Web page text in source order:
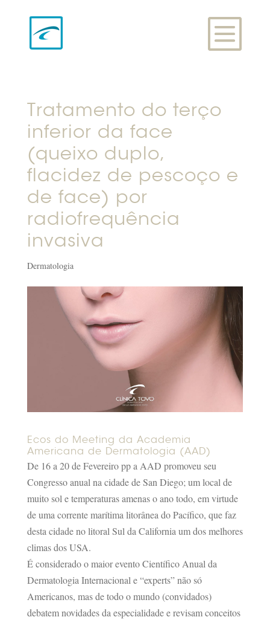
Tratamento do terço
inferior da face
(queixo duplo,
flacidez de pescoço e
de face) por
radiofrequência
invasiva
Dermatologia
Ecos do Meeting da Academia
Americana de Dermatologia (AAD)
De 16 a 20 de Fevereiro pp a AAD promoveu seu
Congresso anual na cidade de San Diego; um local de
muito sol e temperaturas amenas o ano todo, em virtude
de uma corrente marítima litorânea do Pacífico, que faz
desta cidade no litoral Sul da California um dos melhores
climas dos USA.
É considerado o maior evento Científico Anual da
Dermatologia Internacional e “experts” não só
Americanos, mas de todo o mundo (convidados)
debatem novidades da especialidade e revisam conceitos